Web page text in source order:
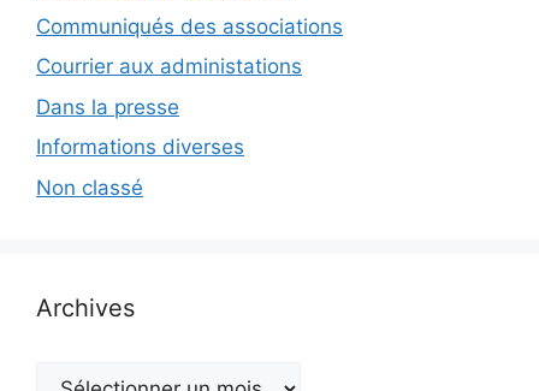
Communiqués des associations
Courrier aux administations
Dans la presse
Informations diverses
Non classé
Archives
Archives